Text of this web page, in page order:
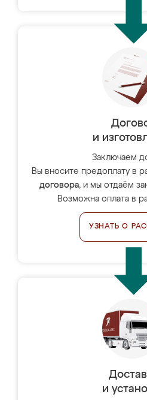
и
Заключаем
Вы вносите предоплату в
договора, и мы отдаём
Возможна оплата в
УЗНАТЬ О
и